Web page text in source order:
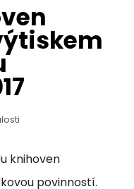
knihoven
povinností.